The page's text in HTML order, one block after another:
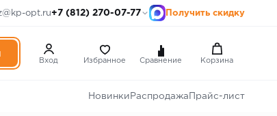
opt.ru+7 (812) 270-07-77 Получить скидку
Вход Избранное Сравнение Корзина
Новинки Распродажа Прайс-лист